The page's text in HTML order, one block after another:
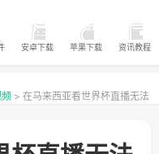
安卓下载 苹果下载 资讯教程
> 在马来西亚看世界杯直播无法